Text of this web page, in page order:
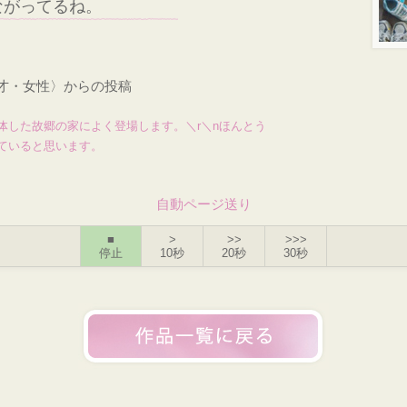
ってるね。
・女性〉からの投稿
した故郷の家によく登場します。＼r＼nほんとう
いると思います。
自動ページ送り
■
停止
>
10秒
>>
20秒
>>>
30秒